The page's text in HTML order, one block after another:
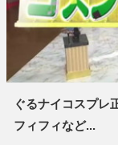
ぐるナイコスプレ
フィフィなど...